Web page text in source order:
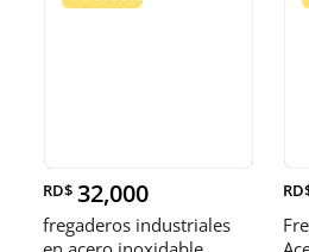
RD$ 32,000
fregaderos industriales